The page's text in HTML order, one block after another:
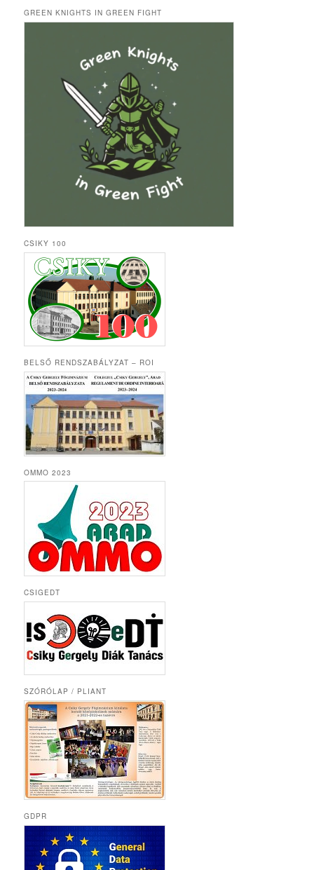
GREEN KNIGHTS IN GREEN FIGHT
CSIKY 100
BELSŐ RENDSZABÁLYZAT – ROI
OMMO 2023
CSIGEDT
SZÓRÓLAP / PLIANT
GDPR